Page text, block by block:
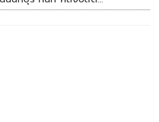
วามคืบหน้า